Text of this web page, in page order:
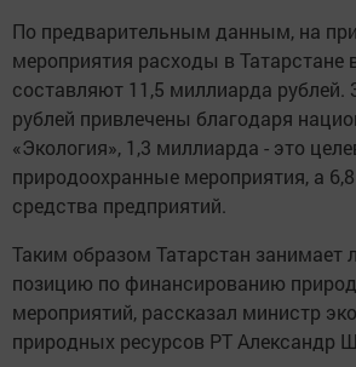
По предварительным данным, на
мероприятия расходы в Татарстане
составляют 11,5 миллиарда рублей.
рублей привлечены благодаря
«Экология», 1,3 миллиарда - это
природоохранные мероприятия, а
средства предприятий.
Таким образом Татарстан
позицию по финансированию
мероприятий, рассказал министр
природных ресурсов РТ Александр